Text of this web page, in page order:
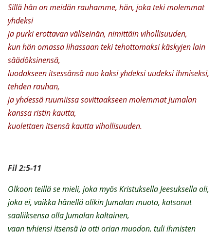
Sillä hän on meidän rauhamme, hän, joka teki molemmat
yhdeksi
ja purki erottavan väliseinän, nimittäin vihollisuuden,
kun hän omassa lihassaan teki tehottomaksi käskyjen lain
säädöksinensä,
luodakseen itsessänsä nuo kaksi yhdeksi uudeksi ihmiseksi,
tehden rauhan,
ja yhdessä ruumiissa sovittaakseen molemmat Jumalan
kanssa ristin kautta,
kuolettaen itsensä kautta vihollisuuden.
Fil 2:5-11
Olkoon teillä se mieli, joka myös Kristuksella Jeesuksella oli,
joka ei, vaikka hänellä olikin Jumalan muoto, katsonut
saaliiksensa olla Jumalan kaltainen,
vaan tyhjensi itsensä ja otti orjan muodon, tuli ihmisten